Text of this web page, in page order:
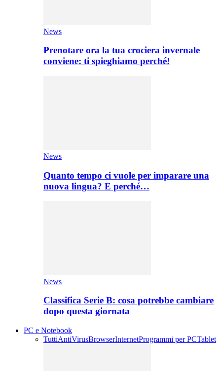
News
Prenotare ora la tua crociera invernale
conviene: ti spieghiamo perché!
News
Quanto tempo ci vuole per imparare una
nuova lingua? E perché…
News
Classifica Serie B: cosa potrebbe cambiare
dopo questa giornata
PC e Notebook
TuttiAntiVirusBrowserInternetProgrammi per PCTablet